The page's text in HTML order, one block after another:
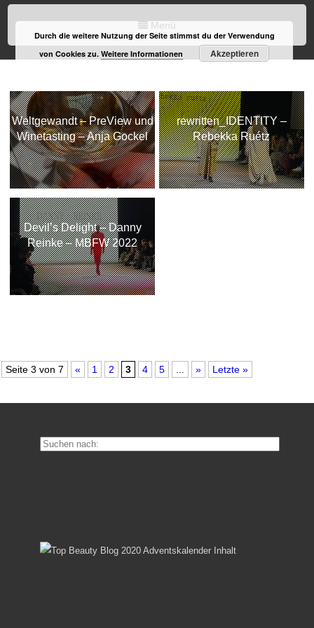
Menü
Weltgewandt – PreView und
Winetasting – Anja Gockel
rewritten_IDENTITY –
Rebekka Ruétz
Devil’s Delight – Danny
Reinke – MBFW 2022
Seite 3 von 7 « 1 2 3 4 5 » Letzte »
Durch die weitere Nutzung der Seite stimmst du der Verwendung
von Cookies zu.Weitere Informationen Akzeptieren